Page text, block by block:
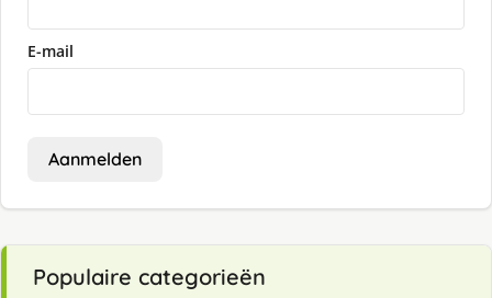
E-mail
Aanmelden
Populaire categorieën